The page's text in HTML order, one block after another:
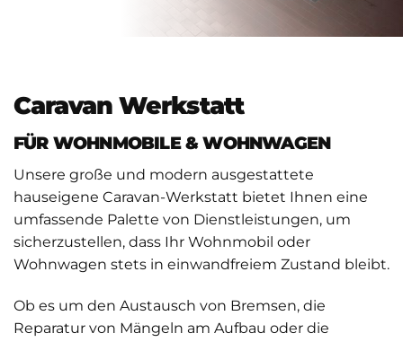
Caravan Werkstatt
FÜR WOHNMOBILE & WOHNWAGEN
Unsere große und modern ausgestattete
hauseigene Caravan-Werkstatt bietet Ihnen eine
umfassende Palette von Dienstleistungen, um
sicherzustellen, dass Ihr Wohnmobil oder
Wohnwagen stets in einwandfreiem Zustand bleibt.
Ob es um den Austausch von Bremsen, die
Reparatur von Mängeln am Aufbau oder die